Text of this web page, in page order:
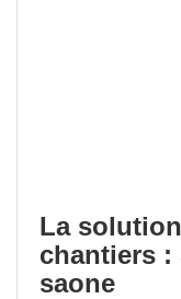
La
chantiers :
saone